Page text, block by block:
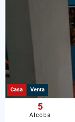
Casa Venta
5
Alcoba